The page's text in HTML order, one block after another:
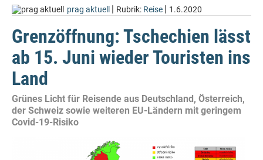
prag aktuell | Rubrik: Reise | 1.6.2020
Grenzöffnung: Tschechien lässt
ab 15. Juni wieder Touristen ins
Land
Grünes Licht für Reisende aus Deutschland, Österreich,
der Schweiz sowie weiteren EU-Ländern mit geringem
Covid-19-Risiko